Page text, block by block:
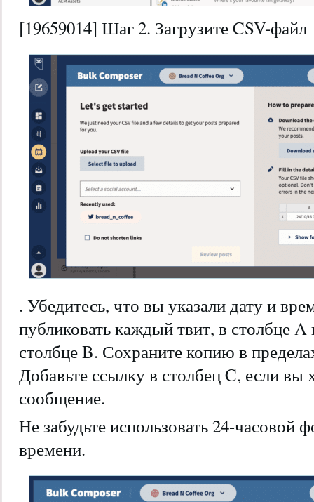
[19659014] Шаг 2. Загрузите CSV-файл
. Убедитесь, что вы указали дату и
публиковать каждый твит, в столбце
столбце B. Сохраните копию в
Добавьте ссылку в столбец C, если вы
сообщение.
Не забудьте использовать 24-часовой
времени.